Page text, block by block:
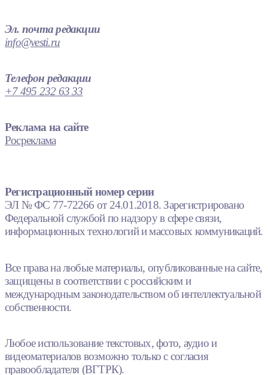
Эл. почта редакции
info@vesti.ru
Телефон редакции
+7 495 232 63 33
Реклама на сайте
Росреклама
Регистрационный номер серии
ЭЛ № ФС 77-72266 от 24.01.2018. Зарегистрировано
Федеральной службой по надзору в сфере связи,
информационных технологий и массовых коммуникаций.
Все права на любые материалы, опубликованные на сайте,
защищены в соответствии с российским и
международным законодательством об интеллектуальной
собственности.
Любое использование текстовых, фото, аудио и
видеоматериалов возможно только с согласия
правообладателя (ВГТРК).